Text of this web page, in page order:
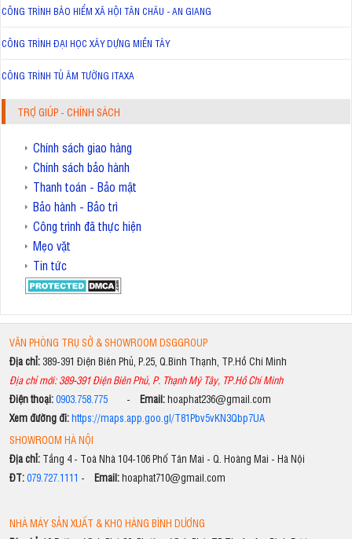
CÔNG TRÌNH BẢO HIỂM XÃ HỘI TÂN CHÂU - AN GIANG
CÔNG TRÌNH ĐẠI HỌC XÂY DỰNG MIỀN TÂY
CÔNG TRÌNH TỦ ÂM TƯỜNG ITAXA
TRỢ GIÚP - CHÍNH SÁCH
Chính sách giao hàng
Chính sách bảo hành
Thanh toán - Bảo mật
Bảo hành - Bảo trì
Công trình đã thực hiện
Mẹo vặt
Tin tức
VĂN PHÒNG TRỤ SỞ & SHOWROOM DSGGROUP
Địa chỉ: 389-391 Điện Biên Phủ, P.25, Q.Bình Thạnh, TP.Hồ Chí Minh
Địa chỉ mới: 389-391 Điện Biên Phủ, P. Thạnh Mỹ Tây, TP.Hồ Chí Minh
Điện thoại:0903.758.775- Email:hoaphat236@gmail.com
Xem đường đi:https://maps.app.goo.gl/T81Pbv5vKN3Qbp7UA
SHOWROOM HÀ NỘI
Địa chỉ:Tầng 4 - Toà Nhà 104-106 Phố Tân Mai - Q. Hoàng Mai - Hà Nội
ĐT:079.727.1111 - Email:hoaphat710@gmail.com
NHÀ MÁY SẢN XUẤT & KHO HÀNG BÌNH DƯƠNG